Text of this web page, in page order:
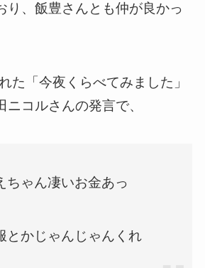
り、飯豊さんとも仲が良かっ
た「今夜くらべてみました」
コルさんの発言で、
ちゃん凄いお金あっ
とかじゃんじゃんくれ